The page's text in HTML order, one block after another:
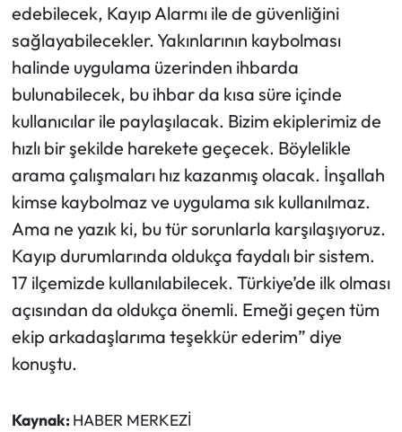
edebilecek, Kayıp Alarmı ile de güvenliğini
sağlayabilecekler. Yakınlarının kaybolması
halinde uygulama üzerinden ihbarda
bulunabilecek, bu ihbar da kısa süre içinde
kullanıcılar ile paylaşılacak. Bizim ekiplerimiz de
hızlı bir şekilde harekete geçecek. Böylelikle
arama çalışmaları hız kazanmış olacak. İnşallah
kimse kaybolmaz ve uygulama sık kullanılmaz.
Ama ne yazık ki, bu tür sorunlarla karşılaşıyoruz.
Kayıp durumlarında oldukça faydalı bir sistem.
17 ilçemizde kullanılabilecek. Türkiye’de ilk olması
açısından da oldukça önemli. Emeği geçen tüm
ekip arkadaşlarıma teşekkür ederim” diye
konuştu.
Kaynak: HABER MERKEZİ